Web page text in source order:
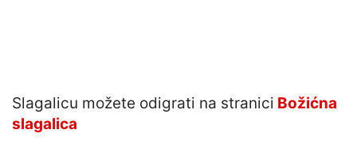
Slagalicu možete odigrati na stranici Božićna
slagalica